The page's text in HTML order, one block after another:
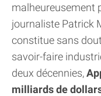
malheureusement
journaliste Patrick
constitue sans
savoir-faire
deux décennies,
milliards de